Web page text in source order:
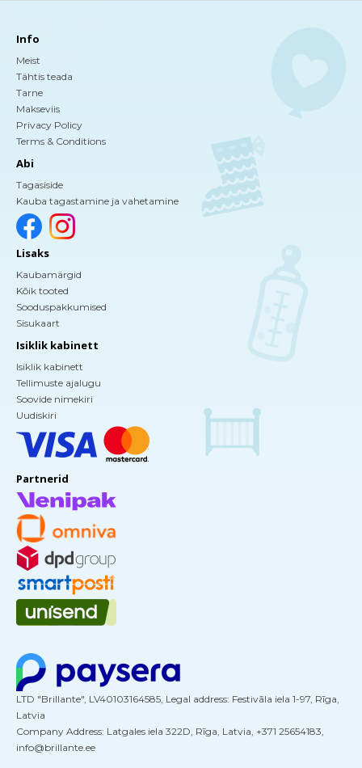
Info
Meist
Tähtis teada
Tarne
Makseviis
Privacy Policy
Terms & Conditions
Abi
Tagasiside
Kauba tagastamine ja vahetamine
Lisaks
Kaubamärgid
Kõik tooted
Sooduspakkumised
Sisukaart
Isiklik kabinett
Isiklik kabinett
Tellimuste ajalugu
Soovide nimekiri
Uudiskiri
Partnerid
LTD "Brillante", LV40103164585, Legal address: Festivāla iela 1-97, Rīga,
Latvia
Company Address: Latgales iela 322D, Rīga, Latvia, +371 25654183,
info@brillante.ee